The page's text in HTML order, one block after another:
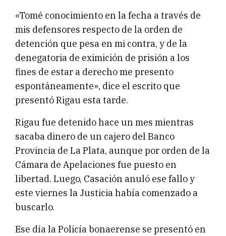
«Tomé conocimiento en la fecha a través de
mis defensores respecto de la orden de
detención que pesa en mi contra, y de la
denegatoria de eximición de prisión a los
fines de estar a derecho me presento
espontáneamente», dice el escrito que
presentó Rigau esta tarde.
Rigau fue detenido hace un mes mientras
sacaba dinero de un cajero del Banco
Provincia de La Plata, aunque por orden de la
Cámara de Apelaciones fue puesto en
libertad. Luego, Casación anuló ese fallo y
este viernes la Justicia había comenzado a
buscarlo.
Ese día la Policía bonaerense se presentó en